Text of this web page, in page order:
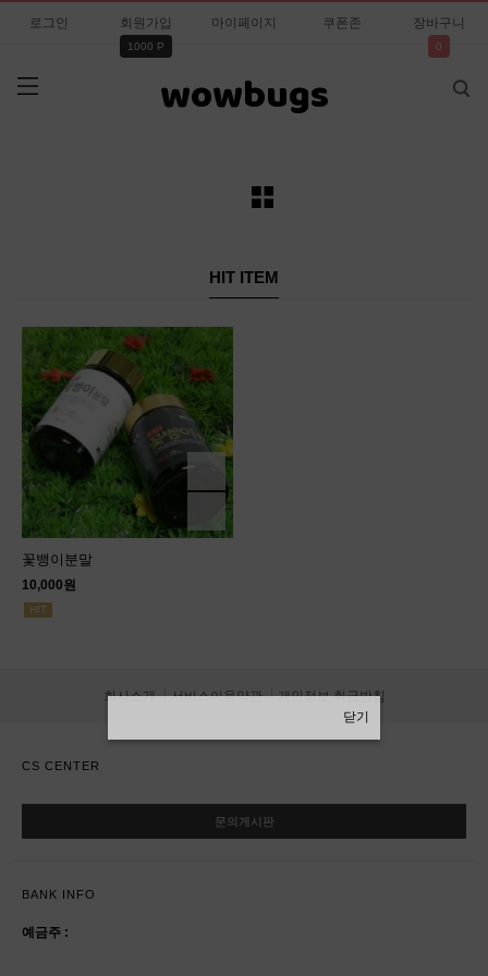
로그인 회원가입
1000 P
마이페이지 쿠폰존 장바구니
0
wowbugs
닫기
HIT ITEM
꽃뱅이분말
10,000원
HIT
회사소개 서비스이용약관 개인정보 취급방침
CS CENTER
문의게시판
BANK INFO
예금주 :